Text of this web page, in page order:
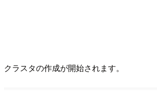
クラスタの作成が開始されます。